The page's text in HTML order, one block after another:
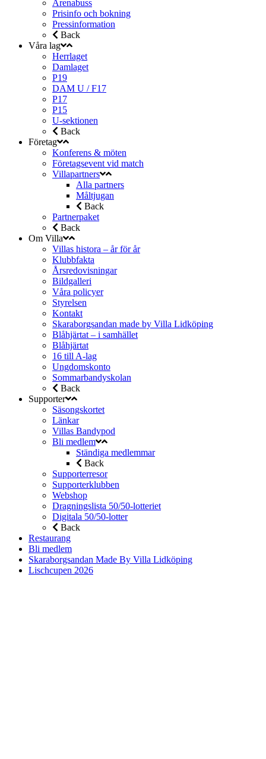
Arenabuss
Prisinfo och bokning
Pressinformation
Back
Våra lag
Herrlaget
Damlaget
P19
DAM U / F17
P17
P15
U-sektionen
Back
Företag
Konferens & möten
Företagsevent vid match
Villapartners
Alla partners
Måltjugan
Back
Partnerpaket
Back
Om Villa
Villas histora – år för år
Klubbfakta
Årsredovisningar
Bildgalleri
Våra policyer
Styrelsen
Kontakt
Skaraborgsandan made by Villa Lidköping
Blåhjärtat – i samhället
Blåhjärtat
16 till A-lag
Ungdomskonto
Sommarbandyskolan
Back
Supporter
Säsongskortet
Länkar
Villas Bandypod
Bli medlem
Ständiga medlemmar
Back
Supporterresor
Supporterklubben
Webshop
Dragningslista 50/50-lotteriet
Digitala 50/50-lotter
Back
Restaurang
Bli medlem
Skaraborgsandan Made By Villa Lidköping
Lischcupen 2026